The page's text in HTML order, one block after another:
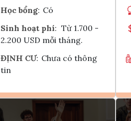
Học bổng: Có
Sinh hoạt phí: Từ 1.700 -
2.200 USD mỗi tháng.
ĐỊNH CƯ: Chưa có thông
tin
Ghi danh